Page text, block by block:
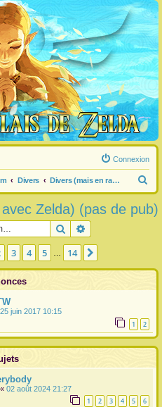
Connexion
Divers Divers (mais en rapport avec Zelda) (pas de pub)
e
c
r
Zelda) (pas de pub)
Rechercher
14
3 4 5 14
25 juin 2017 10:15
1 2
« 02 août 2024 21:27
1 2 3 4 5 6